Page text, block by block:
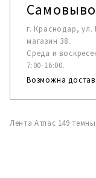
г. Краснодар,
магазин 38.
Среда и
7:00-16:00.
Возможна
Лента Атлас 149